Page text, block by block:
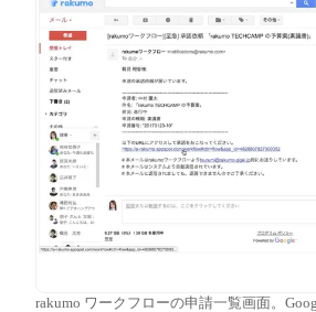
rakumo ワークフローの申請一覧画面。